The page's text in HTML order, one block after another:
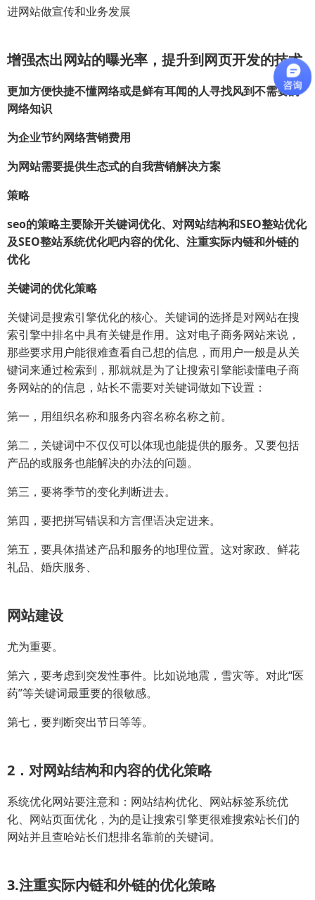
进网站做宣传和业务发展
增强杰出网站的曝光率，提升到网页开发的技术
更加方便快捷不懂网络或是鲜有耳闻的人寻找风到不需要的
网络知识
为企业节约网络营销费用
为网站需要提供生态式的自我营销解决方案
策略
seo的策略主要除开关键词优化、对网站结构和SEO整站优化
及SEO整站系统优化吧内容的优化、注重实际内链和外链的
优化
关键词的优化策略
关键词是搜索引擎优化的核心。关键词的选择是对网站在搜
索引擎中排名中具有关键是作用。这对电子商务网站来说，
那些要求用户能很难查看自己想的信息，而用户一般是从关
键词来通过检索到，那就就是为了让搜索引擎能读懂电子商
务网站的的信息，站长不需要对关键词做如下设置：
第一，用组织名称和服务内容名称名称之前。
第二，关键词中不仅仅可以体现也能提供的服务。又要包括
产品的或服务也能解决的办法的问题。
第三，要将季节的变化判断进去。
第四，要把拼写错误和方言俚语决定进来。
第五，要具体描述产品和服务的地理位置。这对家政、鲜花
礼品、婚庆服务、
网站建设
尤为重要。
第六，要考虑到突发性事件。比如说地震，雪灾等。对此“医
药”等关键词最重要的很敏感。
第七，要判断突出节日等等。
2．对网站结构和内容的优化策略
系统优化网站要注意和：网站结构优化、网站标签系统优
化、网站页面优化，为的是让搜索引擎更很难搜索站长们的
网站并且查哈站长们想排名靠前的关键词。
3.注重实际内链和外链的优化策略